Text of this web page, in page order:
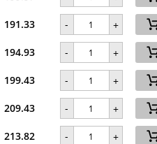
191.33 - +
194.93 - +
199.43 - +
209.43 - +
213.82 - +